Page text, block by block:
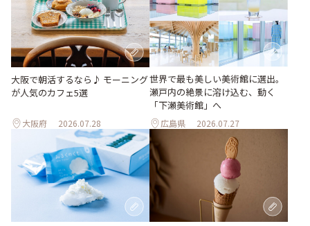
大阪で朝活するなら♪ モーニング
が人気のカフェ5選
大阪府 2026.07.28
世界で最も美しい美術館に選出。
瀬戸内の絶景に溶け込む、動く
「下瀬美術館」へ
広島県 2026.07.27